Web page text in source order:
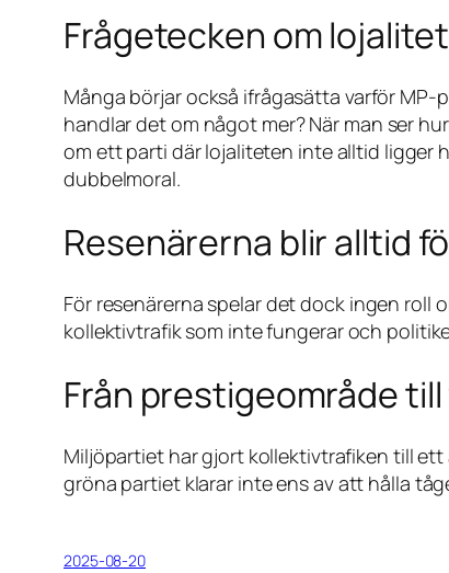
Frågetecken om
Många börjar också ifrågasätta varför
handlar det om något mer? När man ser
om ett parti där lojaliteten inte alltid ligger
dubbelmoral.
Resenärerna blir alltid
För resenärerna spelar det dock ingen roll
kollektivtrafik som inte fungerar och
Från prestigeområde
Miljöpartiet har gjort kollektivtrafiken till
gröna partiet klarar inte ens av att hålla
2025-08-20